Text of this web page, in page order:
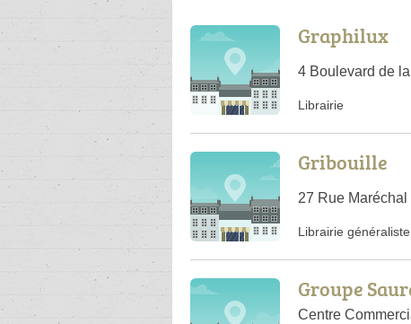
Graphilux
4 Boulevard de
Librairie
Gribouille
27 Rue
Librairie généraliste
Groupe
Centre